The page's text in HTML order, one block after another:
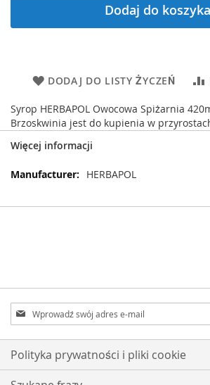
Dodaj do koszyka
DODAJ DO LISTY ŻYCZEŃ
Syrop HERBAPOL Owocowa Spiżarnia
Brzoskwinia jest do kupienia w
Więcej informacji
Więcej
HERBAPOL
Subskrybuj
nasz
newsletter:
Polityka prywatności i pliki cookie